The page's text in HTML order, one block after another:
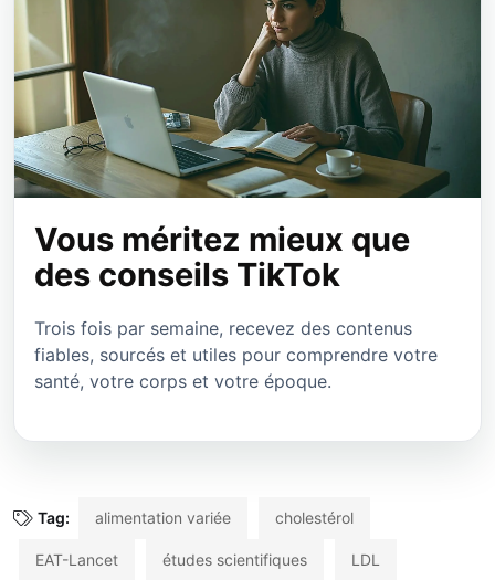
Vous méritez mieux que
des conseils TikTok
Trois fois par semaine, recevez des contenus
fiables, sourcés et utiles pour comprendre votre
santé, votre corps et votre époque.
Tag: alimentation variée cholestérol
EAT-Lancet études scientifiques LDL